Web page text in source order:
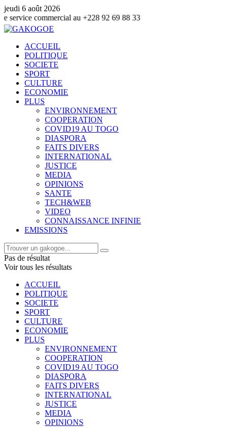
jeudi 6 août 2026
au +228 92 69 88 33
ACCUEIL
POLITIQUE
SOCIETE
SPORT
CULTURE
ECONOMIE
PLUS
ENVIRONNEMENT
COOPERATION
COVID19 AU TOGO
DIASPORA
FAITS DIVERS
INTERNATIONAL
JUSTICE
MEDIA
OPINIONS
SANTE
TECH&WEB
VIDEO
CONNAISSANCE INFINIE
EMISSIONS
Pas de résultat
Voir tous les résultats
ACCUEIL
POLITIQUE
SOCIETE
SPORT
CULTURE
ECONOMIE
PLUS
ENVIRONNEMENT
COOPERATION
COVID19 AU TOGO
DIASPORA
FAITS DIVERS
INTERNATIONAL
JUSTICE
MEDIA
OPINIONS